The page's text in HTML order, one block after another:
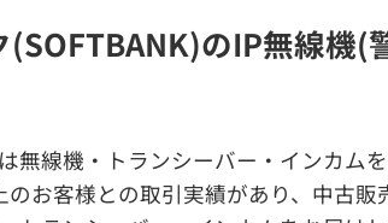
(SOFTBANK)のIP無線機
無線機・トランシーバー・インカム
のお客様との取引実績があり、中古